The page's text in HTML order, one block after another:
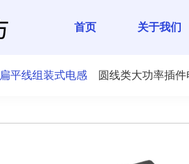
首页 关于我们
扁平线组装式电感 圆线类大功率插件